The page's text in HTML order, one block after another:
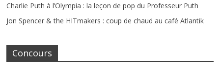
Charlie Puth à l’Olympia : la leçon de pop du Professeur Puth
Jon Spencer & the HITmakers : coup de chaud au café Atlantik
Concours